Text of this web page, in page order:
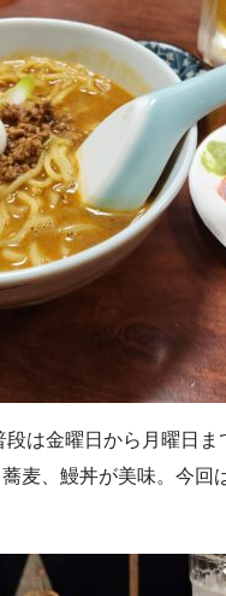
段は金曜日から月曜日
麦、鰻丼が美味。今